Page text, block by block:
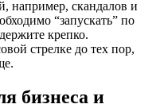
например, скандалов и
“запускать” по
крепко.
стрелке до тех пор,
бизнеса и